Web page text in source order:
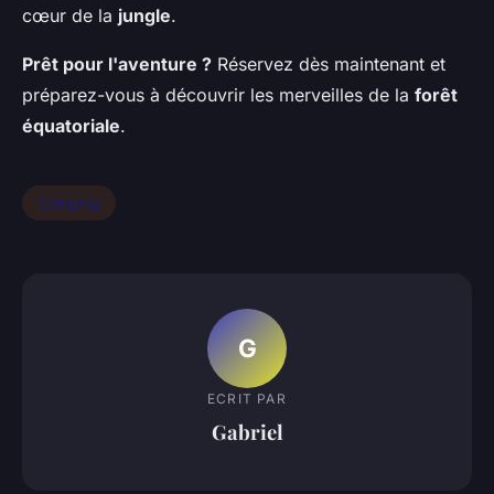
cœur de la jungle.
Prêt pour l'aventure ? Réservez dès maintenant et
préparez-vous à découvrir les merveilles de la forêt
équatoriale.
Camping
G
ECRIT PAR
Gabriel